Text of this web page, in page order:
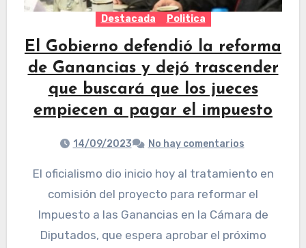
Destacada Politica
El Gobierno defendió la reforma
de Ganancias y dejó trascender
que buscará que los jueces
empiecen a pagar el impuesto
14/09/2023 No hay comentarios
El oficialismo dio inicio hoy al tratamiento en
comisión del proyecto para reformar el
Impuesto a las Ganancias en la Cámara de
Diputados, que espera aprobar el próximo